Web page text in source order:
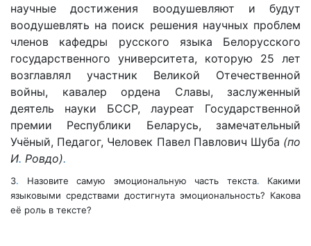
научные достижения воодушевляют и будут
воодушевлять на поиск решения научных проблем
членов кафедры русского языка Белорусского
государственного университета, которую 25 лет
возглавлял участник Великой Отечественной
войны, кавалер ордена Славы, заслуженный
деятель науки БССР, лауреат Государственной
премии Республики Беларусь, замечательный
Учёный, Педагог, Человек Павел Павлович Шуба (по
И. Ровдо).
3. Назовите самую эмоциональную часть текста. Какими
языковыми средствами достигнута эмоциональность? Какова
её роль в тексте?